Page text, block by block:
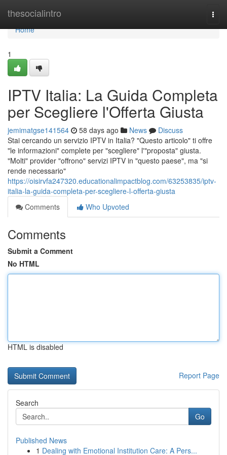
thesocialintro
Home
Home
1
IPTV Italia: La Guida Completa
per Scegliere l'Offerta Giusta
jemimatgse141564 58 days ago News
Discuss
Stai cercando un servizio IPTV in Italia? "Questo articolo" ti offre
"le informazioni" complete per "scegliere" l'"proposta" giusta.
"Molti" provider "offrono" servizi IPTV in "questo paese", ma "si
rende necessario"
https://oisirvfa247320.educationalimpactblog.com/63253835/iptv-
italia-la-guida-completa-per-scegliere-l-offerta-giusta
Comments
Who Upvoted
Comments
Submit a Comment
No HTML
HTML is disabled
Report Page
Search
Go
Published News
1 Dealing with Emotional Institution Care: A Pers...